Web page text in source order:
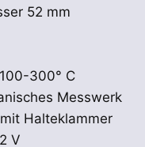
52 mm
300° C
Messwerk
Halteklammer
V